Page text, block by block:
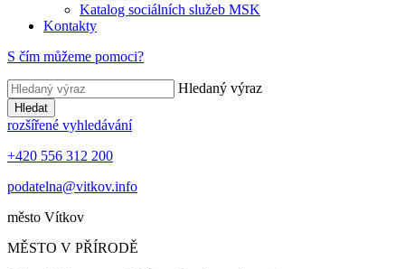
Katalog sociálních služeb MSK
Kontakty
S čím můžeme pomoci?
Hledaný výraz
Hledat
rozšířené vyhledávání
+420 556 312 200
podatelna@vitkov.info
město Vítkov
MĚSTO V PŘÍRODĚ